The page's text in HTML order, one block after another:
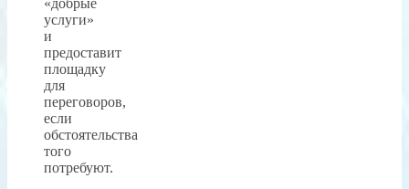
услуги»
и
предоставит
площадку
для
переговоров,
если
обстоятельства
того
потребуют.